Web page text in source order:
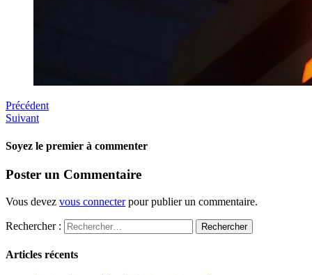
Précédent
Suivant
Soyez le premier à commenter
Poster un Commentaire
Vous devez vous connecterpour publier un commentaire.
Rechercher :
Articles récents